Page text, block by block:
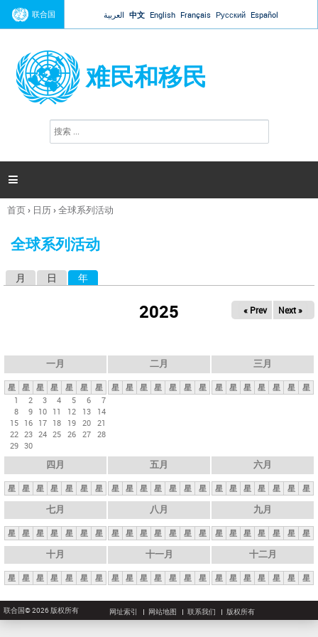
Jump to navigation
联合国 العربية 中文 English Français Русский Español
难民和移民
搜
索

你
这
首页› 日历›全球系列活动
全球系列活动
月 日 年
2025 « Prev Next »
一月
星 星 星 星 星 星
星
1
2 3 4 5 6
7
8
9 10 11 12 13
14
15 16 17 18 19 20 21
22 23 24 25 26 27 28
29 30
二月
星 星 星 星 星 星 星
三月
星 星 星 星 星 星 星
四月
星 星 星 星 星 星 星
五月
星 星 星 星 星 星 星
六月
星 星 星 星 星 星 星
七月
星 星 星 星 星 星 星
八月
星 星 星 星 星 星 星
九月
星 星 星 星 星 星 星
十月
星 星 星 星 星 星 星
十一月
星 星 星 星 星 星 星
十二月
星 星 星 星 星 星 星
联合国© 2026 版权所有 网址索引 网站地图 联系我们 版权所有